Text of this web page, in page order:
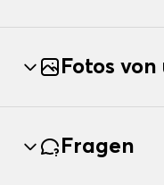
Fotos
Fragen